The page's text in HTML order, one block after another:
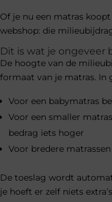
Of je nu een matras
webshop: die
Dit is wat je ongeveer
De hoogte van de
formaat van je matras. In
Voor een babymatras
Voor een smaller
bedrag iets hoger
Voor bredere
De toeslag wordt
je hoeft er zelf niets